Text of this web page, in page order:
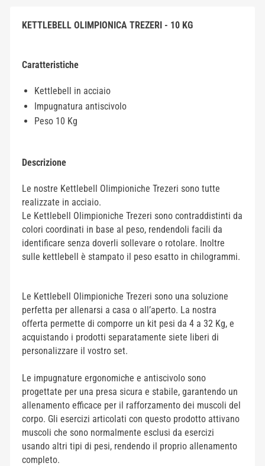
KETTLEBELL OLIMPIONICA TREZERI - 10 KG
Caratteristiche
Kettlebell in acciaio
Impugnatura antiscivolo
Peso 10 Kg
Descrizione
Le nostre Kettlebell Olimpioniche Trezeri sono tutte
realizzate in acciaio.
Le Kettlebell Olimpioniche Trezeri sono contraddistinti da
colori coordinati in base al peso, rendendoli facili da
identificare senza doverli sollevare o rotolare. Inoltre
sulle kettlebell è stampato il peso esatto in chilogrammi.
Le Kettlebell Olimpioniche Trezeri sono una soluzione
perfetta per allenarsi a casa o all’aperto. La nostra
offerta permette di comporre un kit pesi da 4 a 32 Kg, e
acquistando i prodotti separatamente siete liberi di
personalizzare il vostro set.
Le impugnature ergonomiche e antiscivolo sono
progettate per una presa sicura e stabile, garantendo un
allenamento efficace per il rafforzamento dei muscoli del
corpo. Gli esercizi articolati con questo prodotto attivano
muscoli che sono normalmente esclusi da esercizi
usando altri tipi di pesi, rendendo il proprio allenamento
completo.